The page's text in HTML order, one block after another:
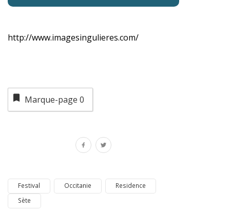
http://www.imagesingulieres.com/
Marque-page 0
Festival Occitanie
Residence
Sète